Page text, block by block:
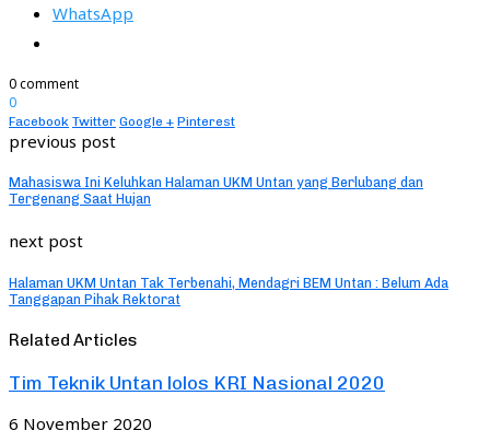
WhatsApp
0 comment
0
Facebook Twitter Google + Pinterest
previous post
Mahasiswa Ini Keluhkan Halaman UKM Untan yang Berlubang dan
Tergenang Saat Hujan
next post
Halaman UKM Untan Tak Terbenahi, Mendagri BEM Untan : Belum Ada
Tanggapan Pihak Rektorat
Related Articles
Tim Teknik Untan lolos KRI Nasional 2020
6 November 2020